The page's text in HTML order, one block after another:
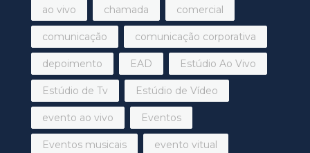
ao vivo chamada comercial
comunicação comunicação corporativa
depoimento EAD Estúdio Ao Vivo
Estúdio de Tv Estúdio de Vídeo
evento ao vivo Eventos
Eventos musicais evento vitual